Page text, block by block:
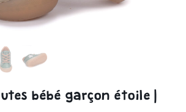
bébé garçon étoile |